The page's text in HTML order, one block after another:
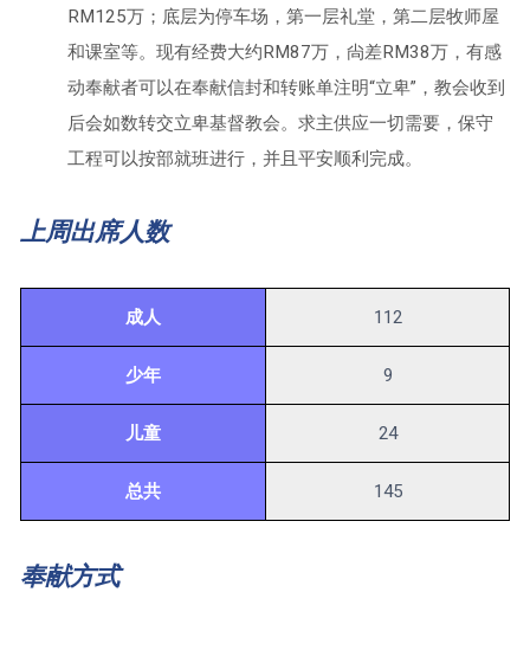
RM125万；底层为停车场，第一层礼堂，第二层牧师屋
和课室等。现有经费大约RM87万，尙差RM38万，有感
动奉献者可以在奉献信封和转账单注明“立卑”，教会收到
后会如数转交立卑基督教会。求主供应一切需要，保守
工程可以按部就班进行，并且平安顺利完成。
上周出席人数
成人 112
少年 9
儿童 24
总共 145
奉献方式